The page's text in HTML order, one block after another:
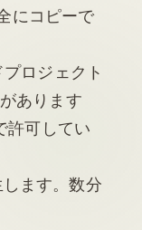
にコピーで
ロジェクト
あります
許可してい
ます。数分